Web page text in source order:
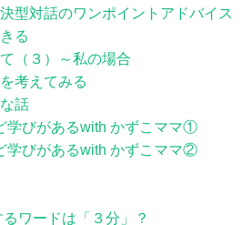
型対話のワンポイントアドバイス
る
（３）～私の場合
考えてみる
話
学びがあるwith かずこママ①
学びがあるwith かずこママ②
ワードは「３分」？